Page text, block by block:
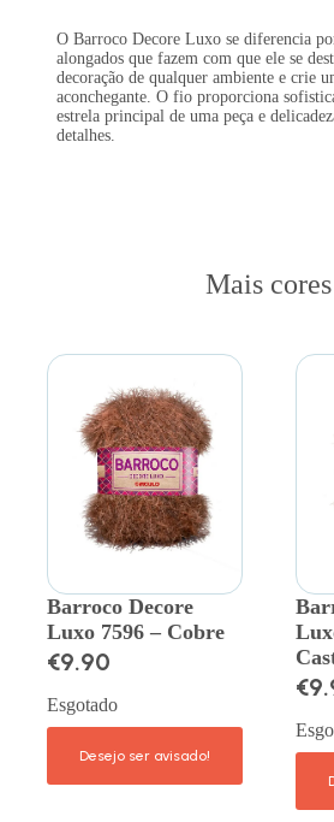
O Barroco Decore Luxo se diferencia
alongados que fazem com que ele se
decoração de qualquer ambiente e crie
aconchegante. O fio proporciona
estrela principal de uma peça e
detalhes.
Mais cores
Barroco Decore
Luxo 7596 – Cobre
€9.90
Esgotado
€